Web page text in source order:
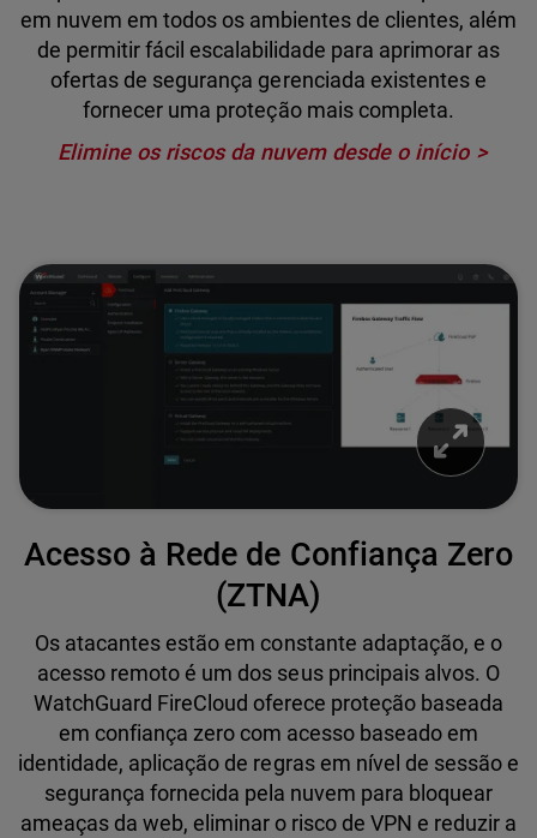
em nuvem em todos os ambientes de clientes, além
de permitir fácil escalabilidade para aprimorar as
ofertas de segurança gerenciada existentes e
fornecer uma proteção mais completa.
Elimine os riscos da nuvem desde o início
Acesso à Rede de Confiança Zero
(ZTNA)
Os atacantes estão em constante adaptação, e o
acesso remoto é um dos seus principais alvos. O
WatchGuard FireCloud oferece proteção baseada
em confiança zero com acesso baseado em
identidade, aplicação de regras em nível de sessão e
segurança fornecida pela nuvem para bloquear
ameaças da web, eliminar o risco de VPN e reduzir a